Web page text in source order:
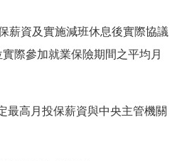
薪資及實施減班休息後實際協議
際參加就業保險期間之平均月
最高月投保薪資與中央主管機關